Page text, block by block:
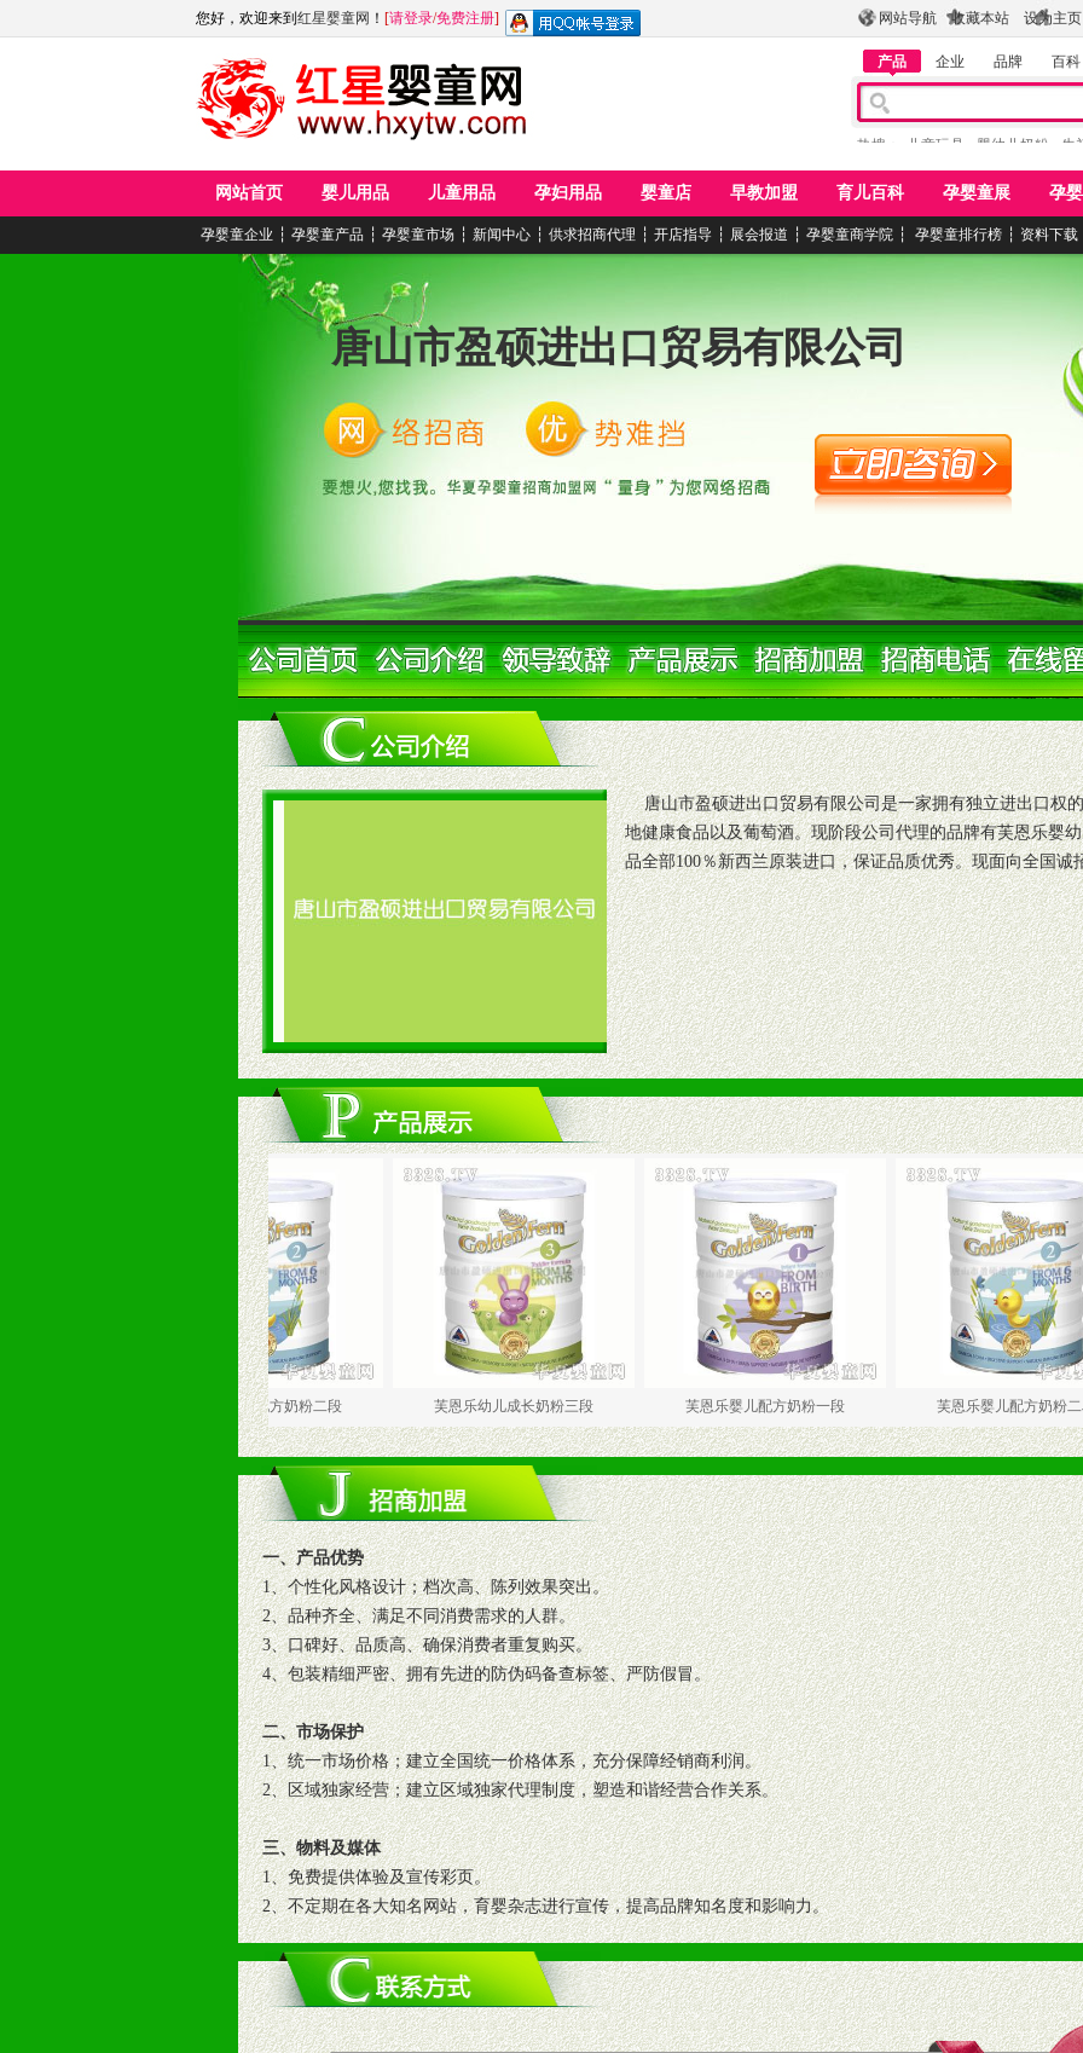
网站导航 收藏本站 设为主页
您好，欢迎来到 红星婴童网 ！ [请登录/免费注册]
产品 企业 品牌 百科
热搜： 儿童玩具 婴幼儿奶粉 牛
网站首页 婴儿用品 儿童用品 孕妇用品 婴童店 早教加盟 育儿百科 孕婴童展 孕
孕婴童企业 ┆ 孕婴童产品 ┆ 孕婴童市场 ┆ 新闻中心 ┆ 供求招商代理 ┆ 开店指导 ┆ 展会报道 ┆ 孕婴童商学院 ┆ 孕婴童排行榜 ┆ 资料下载
唐山市盈硕进出口贸易有限公司
唐山市盈硕进出口贸易有限公司是一家拥有独立进出口权
地健康食品以及葡萄酒。现阶段公司代理的品牌有芙恩乐婴
品全部100％新西兰原装进口，保证品质优秀。现面向全国诚
芙恩乐婴儿配方奶粉二段 芙恩乐幼儿成长奶粉三段 芙恩乐婴儿配方奶粉一段 芙恩乐婴儿配方奶粉二段
一、产品优势
1、个性化风格设计；档次高、陈列效果突出。
2、品种齐全、满足不同消费需求的人群。
3、口碑好、品质高、确保消费者重复购买。
4、包装精细严密、拥有先进的防伪码备查标签、严防假冒。
二、市场保护
1、统一市场价格；建立全国统一价格体系，充分保障经销商利润。
2、区域独家经营；建立区域独家代理制度，塑造和谐经营合作关系。
三、物料及媒体
1、免费提供体验及宣传彩页。
2、不定期在各大知名网站，育婴杂志进行宣传，提高品牌知名度和影响力。
3、根据地方实际情况提供销售喷绘画、促销架等销售道具。
四、市场操作及支持
1、根据区域市场协助制定具体营销策略。